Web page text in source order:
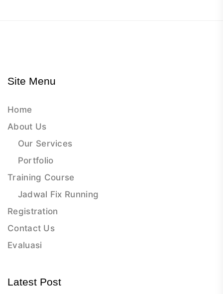
Site Menu
Home
About Us
Our Services
Portfolio
Training Course
Jadwal Fix Running
Registration
Contact Us
Evaluasi
Latest Post